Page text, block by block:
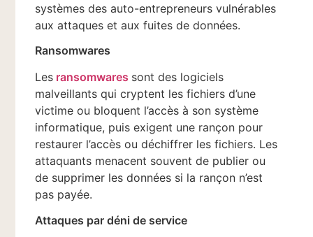
systèmes des auto-entrepreneurs vulnérables
aux attaques et aux fuites de données.
Ransomwares
Les ransomwares sont des logiciels
malveillants qui cryptent les fichiers d’une
victime ou bloquent l’accès à son système
informatique, puis exigent une rançon pour
restaurer l’accès ou déchiffrer les fichiers. Les
attaquants menacent souvent de publier ou
de supprimer les données si la rançon n’est
pas payée.
Attaques par déni de service